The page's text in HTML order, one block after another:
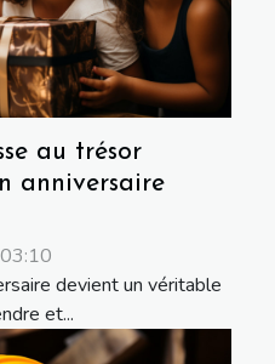
au trésor
anniversaire
devient un véritable
et...